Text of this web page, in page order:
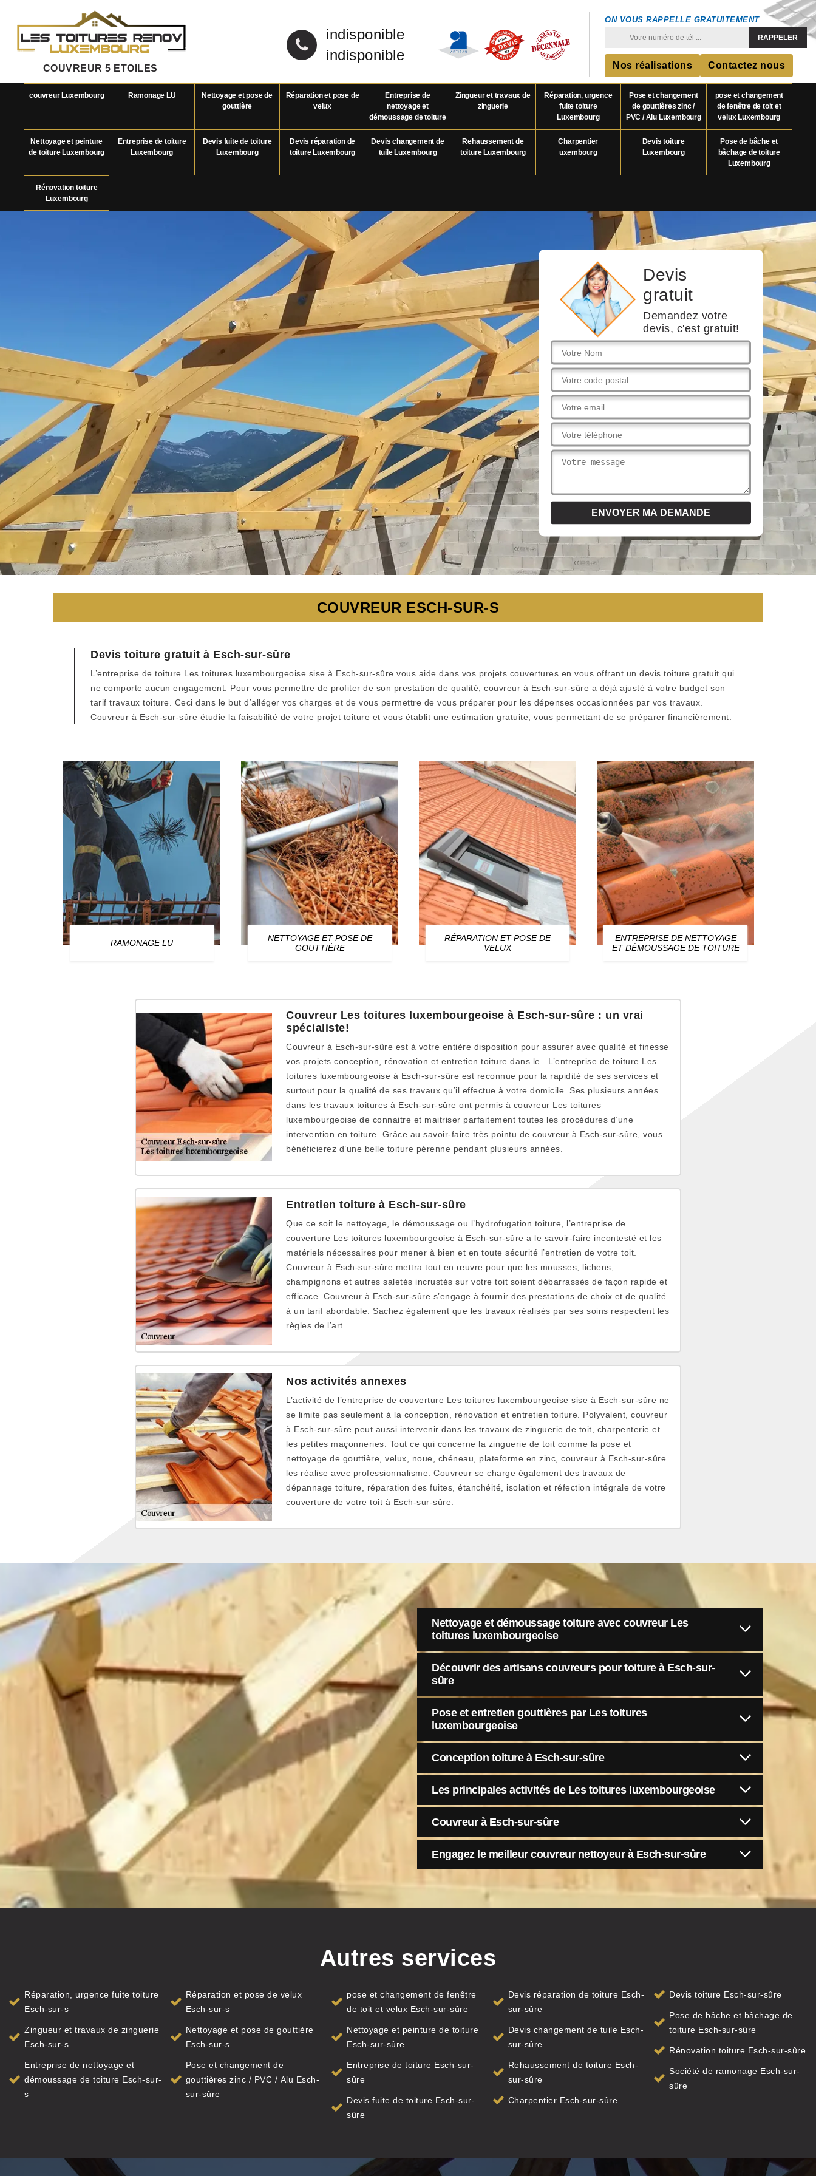
COUVREUR 5 ETOILES
indisponible
indisponible
ON VOUS RAPPELLE GRATUITEMENT
Nos réalisations Contactez nous
couvreur Luxembourg Ramonage LU
Nettoyage et pose de
gouttière
Réparation et pose de
velux
Entreprise de
nettoyage et
démoussage de toiture
Zingueur et travaux de
zinguerie
Réparation, urgence
fuite toiture
Luxembourg
Pose et changement
de gouttières zinc /
PVC / Alu Luxembourg
pose et changement
de fenêtre de toit et
velux Luxembourg
Nettoyage et peinture
de toiture Luxembourg
Entreprise de toiture
Luxembourg
Devis fuite de toiture
Luxembourg
Devis réparation de
toiture Luxembourg
Devis changement de
tuile Luxembourg
Rehaussement de
toiture Luxembourg
Charpentier
uxembourg
Devis toiture
Luxembourg
Pose de bâche et
bâchage de toiture
Luxembourg
Rénovation toiture
Luxembourg
Devis
gratuit
Demandez votre
devis, c'est gratuit!
COUVREUR ESCH-SUR-S
Devis toiture gratuit à Esch-sur-sûre
L’entreprise de toiture Les toitures luxembourgeoise sise à Esch-sur-sûre vous aide dans vos projets couvertures en vous offrant un devis toiture gratuit qui
ne comporte aucun engagement. Pour vous permettre de profiter de son prestation de qualité, couvreur à Esch-sur-sûre a déjà ajusté à votre budget son
tarif travaux toiture. Ceci dans le but d’alléger vos charges et de vous permettre de vous préparer pour les dépenses occasionnées par vos travaux.
Couvreur à Esch-sur-sûre étudie la faisabilité de votre projet toiture et vous établit une estimation gratuite, vous permettant de se préparer financièrement.
RAMONAGE LU
NETTOYAGE ET POSE DE
GOUTTIÈRE
RÉPARATION ET POSE DE
VELUX
ENTREPRISE DE NETTOYAGE
ET DÉMOUSSAGE DE TOITURE
Couvreur Les toitures luxembourgeoise à Esch-sur-sûre : un vrai
spécialiste!
Couvreur à Esch-sur-sûre est à votre entière disposition pour assurer avec qualité et finesse
vos projets conception, rénovation et entretien toiture dans le . L’entreprise de toiture Les
toitures luxembourgeoise à Esch-sur-sûre est reconnue pour la rapidité de ses services et
surtout pour la qualité de ses travaux qu’il effectue à votre domicile. Ses plusieurs années
dans les travaux toitures à Esch-sur-sûre ont permis à couvreur Les toitures
luxembourgeoise de connaitre et maitriser parfaitement toutes les procédures d’une
intervention en toiture. Grâce au savoir-faire très pointu de couvreur à Esch-sur-sûre, vous
bénéficierez d’une belle toiture pérenne pendant plusieurs années.
Entretien toiture à Esch-sur-sûre
Que ce soit le nettoyage, le démoussage ou l’hydrofugation toiture, l’entreprise de
couverture Les toitures luxembourgeoise à Esch-sur-sûre a le savoir-faire incontesté et les
matériels nécessaires pour mener à bien et en toute sécurité l’entretien de votre toit.
Couvreur à Esch-sur-sûre mettra tout en œuvre pour que les mousses, lichens,
champignons et autres saletés incrustés sur votre toit soient débarrassés de façon rapide et
efficace. Couvreur à Esch-sur-sûre s’engage à fournir des prestations de choix et de qualité
à un tarif abordable. Sachez également que les travaux réalisés par ses soins respectent les
règles de l’art.
Nos activités annexes
L’activité de l’entreprise de couverture Les toitures luxembourgeoise sise à Esch-sur-sûre ne
se limite pas seulement à la conception, rénovation et entretien toiture. Polyvalent, couvreur
à Esch-sur-sûre peut aussi intervenir dans les travaux de zinguerie de toit, charpenterie et
les petites maçonneries. Tout ce qui concerne la zinguerie de toit comme la pose et
nettoyage de gouttière, velux, noue, chéneau, plateforme en zinc, couvreur à Esch-sur-sûre
les réalise avec professionnalisme. Couvreur se charge également des travaux de
dépannage toiture, réparation des fuites, étanchéité, isolation et réfection intégrale de votre
couverture de votre toit à Esch-sur-sûre.
Nettoyage et démoussage toiture avec couvreur Les
toitures luxembourgeoise
Découvrir des artisans couvreurs pour toiture à Esch-sur-
sûre
Pose et entretien gouttières par Les toitures
luxembourgeoise
Conception toiture à Esch-sur-sûre
Les principales activités de Les toitures luxembourgeoise
Couvreur à Esch-sur-sûre
Engagez le meilleur couvreur nettoyeur à Esch-sur-sûre
Autres services
Réparation, urgence fuite toiture
Esch-sur-s
Zingueur et travaux de zinguerie
Esch-sur-s
Entreprise de nettoyage et
démoussage de toiture Esch-sur-
s
Réparation et pose de velux
Esch-sur-s
Nettoyage et pose de gouttière
Esch-sur-s
Pose et changement de
gouttières zinc / PVC / Alu Esch-
sur-sûre
pose et changement de fenêtre
de toit et velux Esch-sur-sûre
Nettoyage et peinture de toiture
Esch-sur-sûre
Entreprise de toiture Esch-sur-
sûre
Devis fuite de toiture Esch-sur-
sûre
Devis réparation de toiture Esch-
sur-sûre
Devis changement de tuile Esch-
sur-sûre
Rehaussement de toiture Esch-
sur-sûre
Charpentier Esch-sur-sûre
Devis toiture Esch-sur-sûre
Pose de bâche et bâchage de
toiture Esch-sur-sûre
Rénovation toiture Esch-sur-sûre
Société de ramonage Esch-sur-
sûre